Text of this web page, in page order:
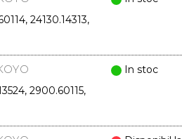
24130.14313,
2900.60115,
In stoc